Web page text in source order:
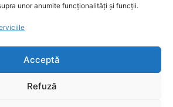
unor anumite funcționalități și funcții.
Acceptă
Refuză
149